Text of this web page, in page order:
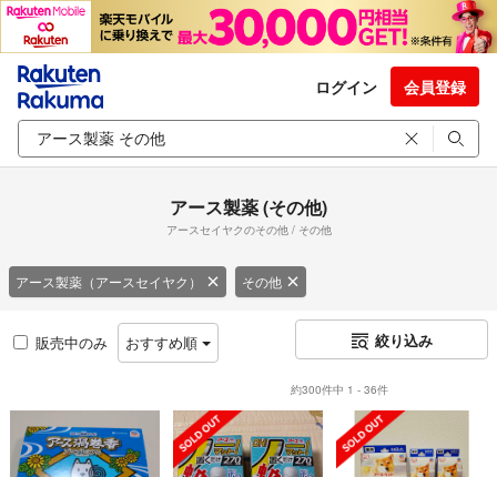
ログイン 会員登録
アース製薬 (その他)
アースセイヤクのその他 / その他
アース製薬（アースセイヤク） その他
販売中のみ おすすめ順 絞り込み
約300件中 1 - 36件